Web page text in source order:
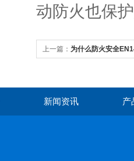
动防火也保
上一篇： 为什么防火安全
新闻资讯 产